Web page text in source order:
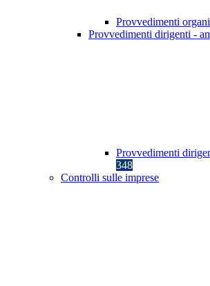
Provvedimenti
Provvedimenti dirigenti -
Provvedimenti
348
Controlli sulle imprese